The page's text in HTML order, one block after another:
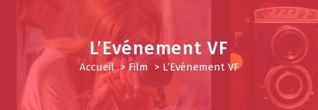
L’Evénement VF
Accueil>Film > L’Evénement VF